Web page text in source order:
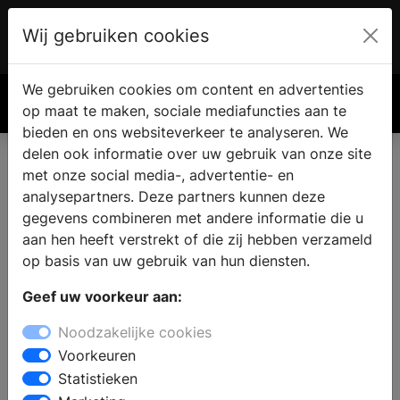
€ 0.00
Wij gebruiken cookies
We gebruiken cookies om content en advertenties
op maat te maken, sociale mediafuncties aan te
bieden en ons websiteverkeer te analyseren. We
delen ook informatie over uw gebruik van onze site
met onze social media-, advertentie- en
analysepartners. Deze partners kunnen deze
gegevens combineren met andere informatie die u
aan hen heeft verstrekt of die zij hebben verzameld
op basis van uw gebruik van hun diensten.
Geef uw voorkeur aan:
Noodzakelijke cookies
Voorkeuren
Statistieken